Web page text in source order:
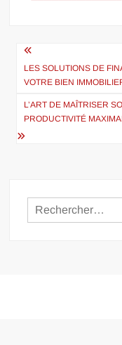
Navigation
de
l’article
LES SOLUTIONS DE
VOTRE BIEN
L’ART DE MAÎTRISER
PRODUCTIVITÉ